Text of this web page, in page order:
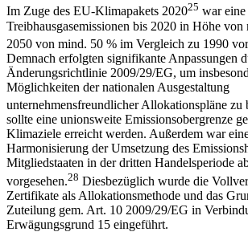
Im Zuge des EU-Klimapakets 202025 war
Treibhausgasemissionen bis 2020 in Höhe
2050 von mind. 50 % im Vergleich zu 1990
Demnach erfolgten signifikante Anpassungen
Änderungsrichtlinie 2009/29/EG, um
Möglichkeiten der nationalen Ausgestaltung
unternehmensfreundlicher Allokationspläne zu
sollte eine unionsweite Emissionsobergrenze
Klimaziele erreicht werden. Außerdem war
Harmonisierung der Umsetzung des
Mitgliedstaaten in der dritten Handelsperiode
vorgesehen.28 Diesbezüglich wurde die
Zertifikate als Allokationsmethode und das
Zuteilung gem. Art. 10 2009/29/EG in
Erwägungsgrund 15 eingeführt.